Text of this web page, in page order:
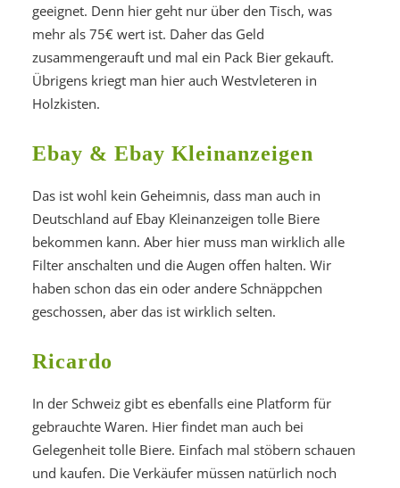
geeignet. Denn hier geht nur über den Tisch, was
mehr als 75€ wert ist. Daher das Geld
zusammengerauft und mal ein Pack Bier gekauft.
Übrigens kriegt man hier auch Westvleteren in
Holzkisten.
Ebay & Ebay Kleinanzeigen
Das ist wohl kein Geheimnis, dass man auch in
Deutschland auf Ebay Kleinanzeigen tolle Biere
bekommen kann. Aber hier muss man wirklich alle
Filter anschalten und die Augen offen halten. Wir
haben schon das ein oder andere Schnäppchen
geschossen, aber das ist wirklich selten.
Ricardo
In der Schweiz gibt es ebenfalls eine Platform für
gebrauchte Waren. Hier findet man auch bei
Gelegenheit tolle Biere. Einfach mal stöbern schauen
und kaufen. Die Verkäufer müssen natürlich noch